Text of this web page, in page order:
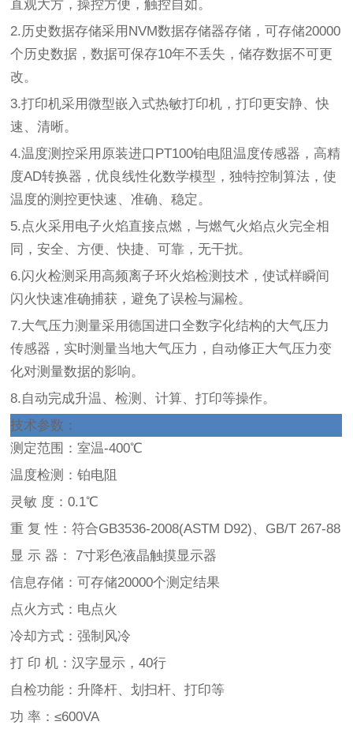
直观大方，操控方便，触控自如。
2.历史数据存储采用NVM数据存储器存储，可存储20000
个历史数据，数据可保存10年不丢失，储存数据不可更
改。
3.打印机采用微型嵌入式热敏打印机，打印更安静、快
速、清晰。
4.温度测控采用原装进口PT100铂电阻温度传感器，高精
度AD转换器，优良线性化数学模型，独特控制算法，使
温度的测控更快速、准确、稳定。
5.点火采用电子火焰直接点燃，与燃气火焰点火完全相
同，安全、方便、快捷、可靠，无干扰。
6.闪火检测采用高频离子环火焰检测技术，使试样瞬间
闪火快速准确捕获，避免了误检与漏检。
7.大气压力测量采用德国进口全数字化结构的大气压力
传感器，实时测量当地大气压力，自动修正大气压力变
化对测量数据的影响。
8.自动完成升温、检测、计算、打印等操作。
技术参数：
测定范围：室温-400℃
温度检测：铂电阻
灵敏 度：0.1℃
重 复 性：符合GB3536-2008(ASTM D92)、GB/T 267-88
显 示 器： 7寸彩色液晶触摸显示器
信息存储：可存储20000个测定结果
点火方式：电点火
冷却方式：强制风冷
打 印 机：汉字显示，40行
自检功能：升降杆、划扫杆、打印等
功 率：≤600VA